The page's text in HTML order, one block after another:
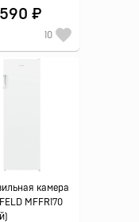
₽
10
камера
MFFR170